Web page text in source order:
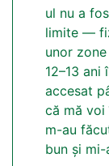
ul nu a
limite —
unor
12–13 ani
accesat
că mă voi
m-au
bun și